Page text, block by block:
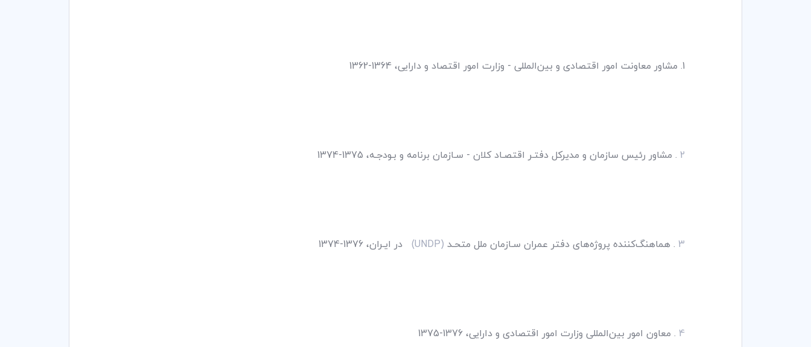
1. مشاور معاونت امور اقتصادی و بین‌المللی - وزارت امور اقتصاد و دارایی، 1364-1362
2 . مشاور رئیس سازمان و مدیرکل دفتـر اقتصـاد کلان - سـازمان برنامه و بـودجـه، 1375-1374
3 . هماهنگ‌کننده پروژه‌های دفتر عمران سـازمان ملل متحـد (UNDP) در ایـران، 1376-1374
4 . معاون امور بین‌المللی وزارت امور اقتصادی و دارایی، 1376-1375